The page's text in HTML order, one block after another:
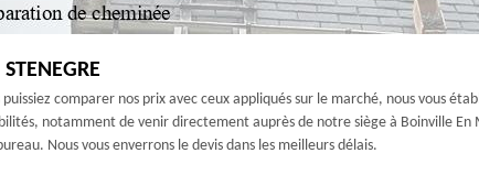
comparer nos prix avec ceux appliqués sur le marché, nous vous
notamment de venir directement auprès de notre siège à Boinville En
Nous vous enverrons le devis dans les meilleurs délais.